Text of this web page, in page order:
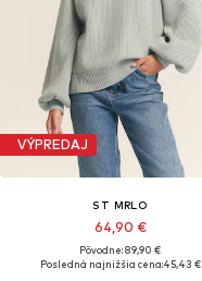
VÝPREDAJ
ST MRLO
64,90 €
Pôvodne: 89,90 €
Posledná najnižšia cena:45,43 €